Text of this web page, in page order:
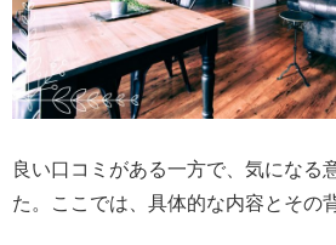
良い口コミがある一方で、気になる
た。ここでは、具体的な内容とその